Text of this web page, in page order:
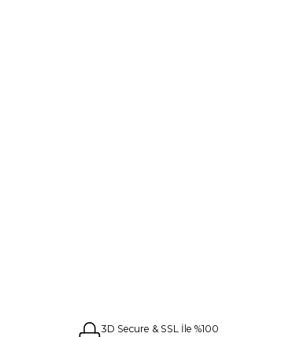
3D Secure & SSL İle %100